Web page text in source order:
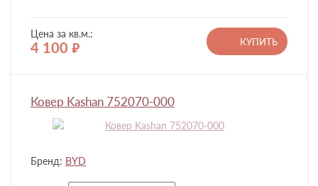
Цена за кв.м.:
4 100 руб.
КУПИТЬ
Ковер Kashan 752070-000
Бренд: BYD